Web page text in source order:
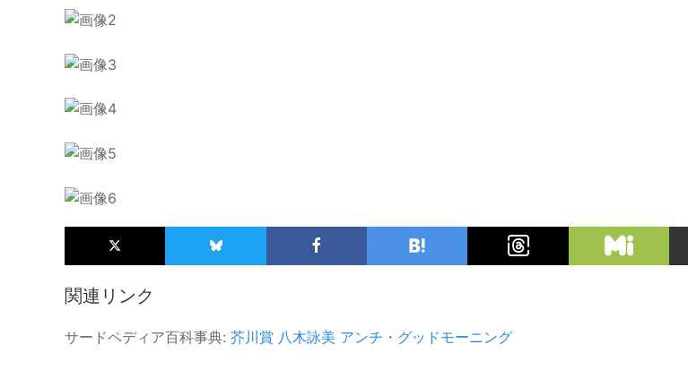
関連リンク
サードペディア百科事典: 芥川賞 八木詠美 アンチ・グッドモーニング